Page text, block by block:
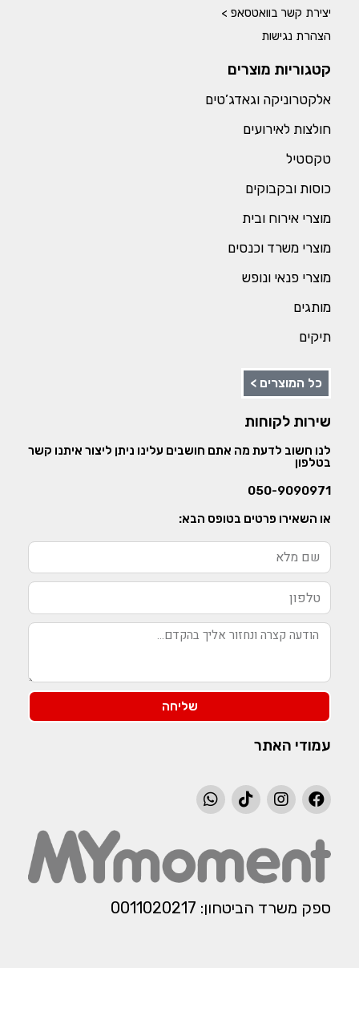
יצירת קשר בוואטסאפ >
הצהרת נגישות
קטגוריות מוצרים
אלקטרוניקה וגאדג’טים
חולצות לאירועים
טקסטיל
כוסות ובקבוקים
מוצרי אירוח ובית
מוצרי משרד וכנסים
מוצרי פנאי ונופש
מותגים
תיקים
כל המוצרים >
שירות לקוחות
לנו חשוב לדעת מה אתם חושבים עלינו ניתן ליצור איתנו קשר
בטלפון
050-9090971
או השאירו פרטים בטופס הבא:
שליחה
עמודי האתר
ספק משרד הביטחון: 0011020217​​